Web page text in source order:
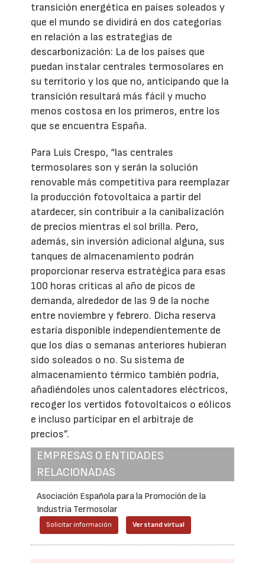
transición energética en países soleados y
que el mundo se dividirá en dos categorías
en relación a las estrategias de
descarbonización: La de los países que
puedan instalar centrales termosolares en
su territorio y los que no, anticipando que la
transición resultará más fácil y mucho
menos costosa en los primeros, entre los
que se encuentra España.
Para Luis Crespo, “las centrales
termosolares son y serán la solución
renovable más competitiva para reemplazar
la producción fotovoltaica a partir del
atardecer, sin contribuir a la canibalización
de precios mientras el sol brilla. Pero,
además, sin inversión adicional alguna, sus
tanques de almacenamiento podrán
proporcionar reserva estratégica para esas
100 horas críticas al año de picos de
demanda, alrededor de las 9 de la noche
entre noviembre y febrero. Dicha reserva
estaría disponible independientemente de
que los días o semanas anteriores hubieran
sido soleados o no. Su sistema de
almacenamiento térmico también podría,
añadiéndoles unos calentadores eléctricos,
recoger los vertidos fotovoltaicos o eólicos
e incluso participar en el arbitraje de
precios”.
EMPRESAS O ENTIDADES
RELACIONADAS
Asociación Española para la Promoción de la
Industria Termosolar
Solicitar información Ver stand virtual